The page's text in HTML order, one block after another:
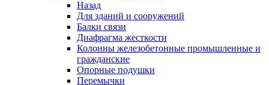
Назад
Для зданий и сооружений
Балки связи
Диафрагма жесткости
Колонны железобетонные промышленные и
гражданские
Опорные подушки
Перемычки